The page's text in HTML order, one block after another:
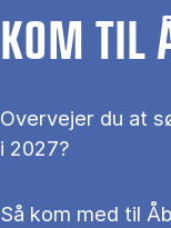
KOM TIL
Overvejer du at
i 2027?
Så kom med til